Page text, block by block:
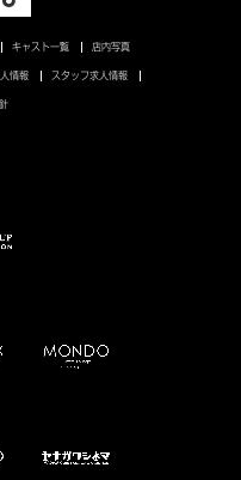
キャスト一覧 店内写真
情報 スタッフ求人情報